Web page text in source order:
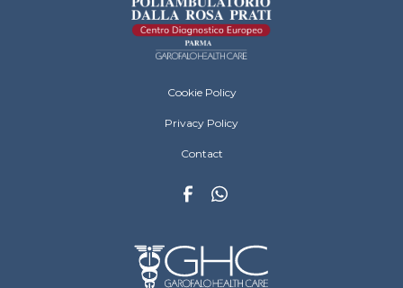
Dalla Rosa Prati Footer Menu
Cookie Policy
Privacy Policy
Contact